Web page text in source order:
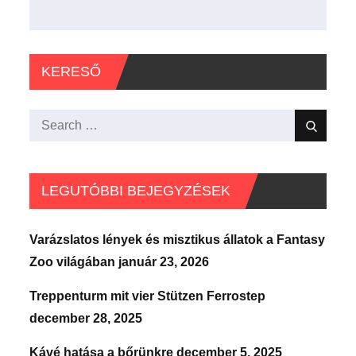
KERESŐ
Search
Search
LEGUTÓBBI BEJEGYZÉSEK
Varázslatos lények és misztikus állatok a Fantasy
Zoo világában január 23, 2026
Treppenturm mit vier Stützen Ferrostep
december 28, 2025
Kávé hatása a bőrünkre december 5, 2025